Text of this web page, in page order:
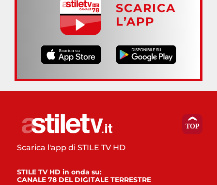
SCARICA
L’APP
Scarica l'app di STILE TV HD
STILE TV HD in onda su:
CANALE 78 DEL DIGITALE TERRESTRE